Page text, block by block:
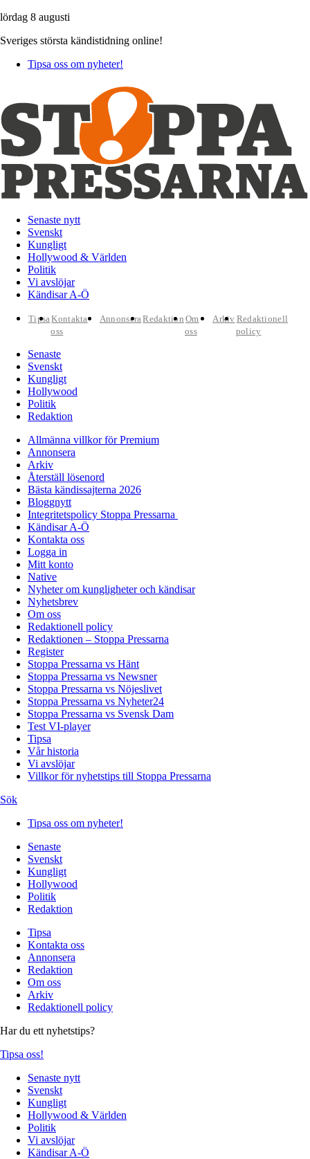
lördag 8 augusti
Sveriges största kändistidning online!
Tipsa oss om nyheter!
Senaste nytt
Svenskt
Kungligt
Hollywood & Världen
Politik
Vi avslöjar
Kändisar A-Ö
TipsaKontakta
oss
AnnonseraRedaktion Om
oss
Arkiv Redaktionell
policy
Senaste
Svenskt
Kungligt
Hollywood
Politik
Redaktion
Allmänna villkor för Premium
Annonsera
Arkiv
Återställ lösenord
Bästa kändissajterna 2026
Bloggnytt
Integritetspolicy Stoppa Pressarna
Kändisar A-Ö
Kontakta oss
Logga in
Mitt konto
Native
Nyheter om kungligheter och kändisar
Nyhetsbrev
Om oss
Redaktionell policy
Redaktionen – Stoppa Pressarna
Register
Stoppa Pressarna vs Hänt
Stoppa Pressarna vs Newsner
Stoppa Pressarna vs Nöjeslivet
Stoppa Pressarna vs Nyheter24
Stoppa Pressarna vs Svensk Dam
Test VI-player
Tipsa
Vår historia
Vi avslöjar
Villkor för nyhetstips till Stoppa Pressarna
Sök
Tipsa oss om nyheter!
Senaste
Svenskt
Kungligt
Hollywood
Politik
Redaktion
Tipsa
Kontakta oss
Annonsera
Redaktion
Om oss
Arkiv
Redaktionell policy
Har du ett nyhetstips?
Tipsa oss!
Senaste nytt
Svenskt
Kungligt
Hollywood & Världen
Politik
Vi avslöjar
Kändisar A-Ö